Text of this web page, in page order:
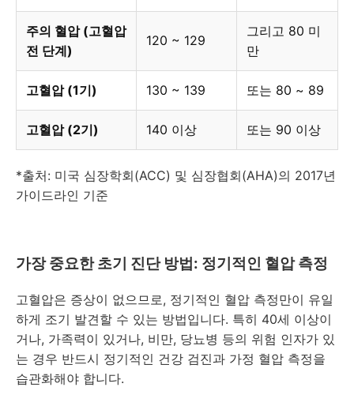
주의 혈압 (고혈압
전 단계)
120 ~ 129
그리고 80 미
만
고혈압 (1기) 130 ~ 139 또는 80 ~ 89
고혈압 (2기) 140 이상 또는 90 이상
*출처: 미국 심장학회(ACC) 및 심장협회(AHA)의 2017년
가이드라인 기준
가장 중요한 초기 진단 방법: 정기적인 혈압 측정
고혈압은 증상이 없으므로, 정기적인 혈압 측정만이 유일
하게 조기 발견할 수 있는 방법입니다. 특히 40세 이상이
거나, 가족력이 있거나, 비만, 당뇨병 등의 위험 인자가 있
는 경우 반드시 정기적인 건강 검진과 가정 혈압 측정을
습관화해야 합니다.